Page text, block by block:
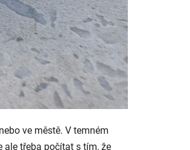
ve městě. V temném
třeba počítat s tím, že